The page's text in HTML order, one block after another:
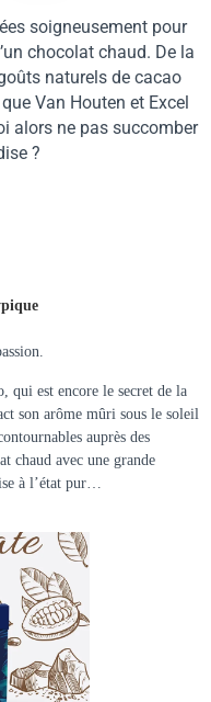
soigneusement pour
chocolat chaud. De la
naturels de cacao
Van Houten et Excel
alors ne pas succomber
?
qui est encore le secret de la
son arôme mûri sous le soleil
auprès des
chaud avec une grande
à l’état pur…